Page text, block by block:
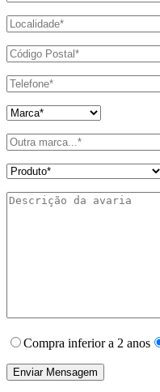
Compra inferior a 2 anos